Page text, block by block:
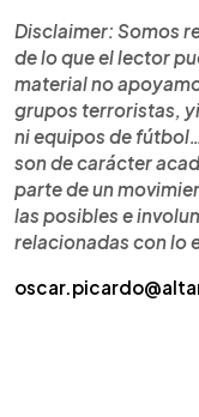
Disclaimer: Somos
de lo que el lector
material no
grupos terroristas,
ni equipos de
son de carácter
parte de un
las posibles e
relacionadas con lo